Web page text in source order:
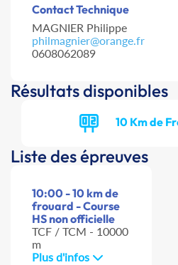
Contact Technique
MAGNIER Philippe
philmagnier@orange.fr
0608062089
Résultats disponibles
10 Km de
Liste des épreuves
10:00 - 10 km de
frouard - Course
HS non officielle
TCF / TCM - 10000
m
Plus d'infos